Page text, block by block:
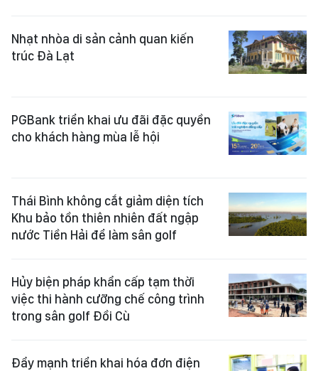
Nhạt nhòa di sản cảnh quan kiến
trúc Đà Lạt
PGBank triển khai ưu đãi đặc quyền
cho khách hàng mùa lễ hội
Thái Bình không cắt giảm diện tích
Khu bảo tồn thiên nhiên đất ngập
nước Tiền Hải để làm sân golf
Hủy biện pháp khẩn cấp tạm thời
việc thi hành cưỡng chế công trình
trong sân golf Đồi Cù
Đẩy mạnh triển khai hóa đơn điện